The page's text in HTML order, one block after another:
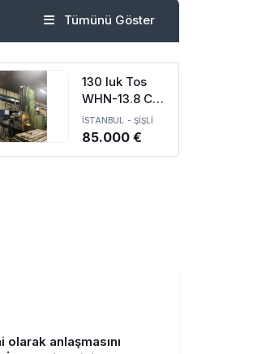
Tümünü Göster
130 luk Tos
WHN-13.8 CNC
Borverk
Tezgahı (2013
İSTANBUL - ŞİŞLİ
85.000 €
anlaşmasını